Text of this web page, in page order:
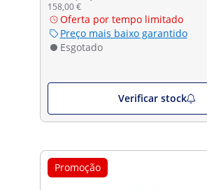
158,00 €
Oferta por tempo limitado
Preço mais baixo garantido
Esgotado
Verificar stock
Promoção